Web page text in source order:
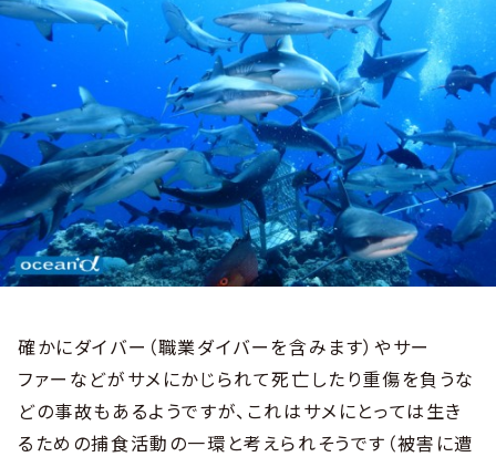
確かにダイバー（職業ダイバーを含みます）やサー
ファーなどがサメにかじられて死亡したり重傷を負うな
どの事故もあるようですが、これはサメにとっては生き
るための捕食活動の一環と考えられそうです（被害に遭